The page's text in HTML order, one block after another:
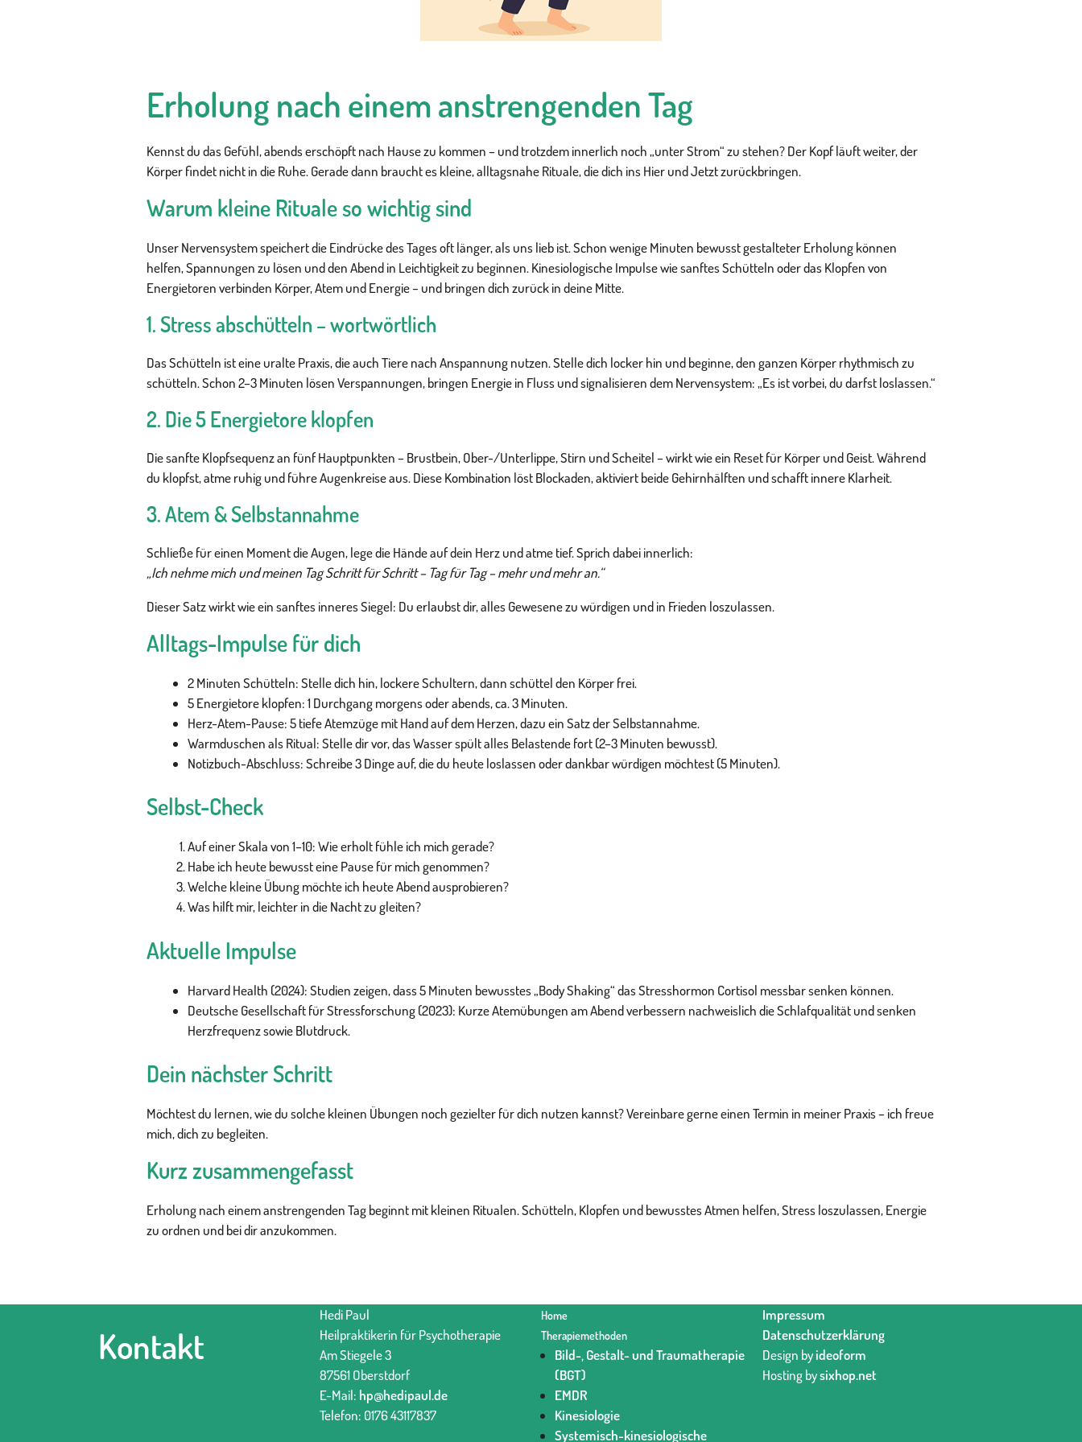
Erholung nach einem anstrengenden Tag
Kennst du das Gefühl, abends erschöpft nach Hause zu kommen – und trotzdem innerlich noch „unter Strom“ zu stehen? Der Kopf läuft weiter, der
Körper findet nicht in die Ruhe. Gerade dann braucht es kleine, alltagsnahe Rituale, die dich ins Hier und Jetzt zurückbringen.
Warum kleine Rituale so wichtig sind
Unser Nervensystem speichert die Eindrücke des Tages oft länger, als uns lieb ist. Schon wenige Minuten bewusst gestalteter Erholung können
helfen, Spannungen zu lösen und den Abend in Leichtigkeit zu beginnen. Kinesiologische Impulse wie sanftes Schütteln oder das Klopfen von
Energietoren verbinden Körper, Atem und Energie – und bringen dich zurück in deine Mitte.
1. Stress abschütteln – wortwörtlich
Das Schütteln ist eine uralte Praxis, die auch Tiere nach Anspannung nutzen. Stelle dich locker hin und beginne, den ganzen Körper rhythmisch zu
schütteln. Schon 2–3 Minuten lösen Verspannungen, bringen Energie in Fluss und signalisieren dem Nervensystem: „Es ist vorbei, du darfst loslassen.“
2. Die 5 Energietore klopfen
Die sanfte Klopfsequenz an fünf Hauptpunkten – Brustbein, Ober-/Unterlippe, Stirn und Scheitel – wirkt wie ein Reset für Körper und Geist. Während
du klopfst, atme ruhig und führe Augenkreise aus. Diese Kombination löst Blockaden, aktiviert beide Gehirnhälften und schafft innere Klarheit.
3. Atem & Selbstannahme
Schließe für einen Moment die Augen, lege die Hände auf dein Herz und atme tief. Sprich dabei innerlich:
„Ich nehme mich und meinen Tag Schritt für Schritt – Tag für Tag – mehr und mehr an.“
Dieser Satz wirkt wie ein sanftes inneres Siegel: Du erlaubst dir, alles Gewesene zu würdigen und in Frieden loszulassen.
Alltags-Impulse für dich
2 Minuten Schütteln: Stelle dich hin, lockere Schultern, dann schüttel den Körper frei.
5 Energietore klopfen: 1 Durchgang morgens oder abends, ca. 3 Minuten.
Herz-Atem-Pause: 5 tiefe Atemzüge mit Hand auf dem Herzen, dazu ein Satz der Selbstannahme.
Warmduschen als Ritual: Stelle dir vor, das Wasser spült alles Belastende fort (2–3 Minuten bewusst).
Notizbuch-Abschluss: Schreibe 3 Dinge auf, die du heute loslassen oder dankbar würdigen möchtest (5 Minuten).
Selbst-Check
Auf einer Skala von 1–10: Wie erholt fühle ich mich gerade?
Habe ich heute bewusst eine Pause für mich genommen?
Welche kleine Übung möchte ich heute Abend ausprobieren?
Was hilft mir, leichter in die Nacht zu gleiten?
Aktuelle Impulse
Harvard Health (2024): Studien zeigen, dass 5 Minuten bewusstes „Body Shaking“ das Stresshormon Cortisol messbar senken können.
Deutsche Gesellschaft für Stressforschung (2023): Kurze Atemübungen am Abend verbessern nachweislich die Schlafqualität und senken
Herzfrequenz sowie Blutdruck.
Dein nächster Schritt
Möchtest du lernen, wie du solche kleinen Übungen noch gezielter für dich nutzen kannst? Vereinbare gerne einen Termin in meiner Praxis – ich freue
mich, dich zu begleiten.
Kurz zusammengefasst
Erholung nach einem anstrengenden Tag beginnt mit kleinen Ritualen. Schütteln, Klopfen und bewusstes Atmen helfen, Stress loszulassen, Energie
zu ordnen und bei dir anzukommen.
Kontakt
Hedi Paul
Heilpraktikerin für Psychotherapie
Am Stiegele 3
87561 Oberstdorf
E-Mail: hp@hedipaul.de
Telefon: 0176 43117837‬
Home
Therapiemethoden
Bild-, Gestalt- und Traumatherapie
(BGT)
EMDR
Kinesiologie
Systemisch-kinesiologische
Impressum
Datenschutzerklärung
Design byideoform
Hosting bysixhop.net